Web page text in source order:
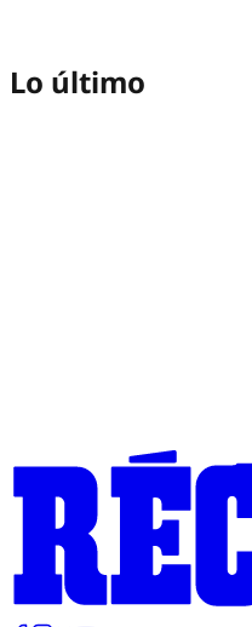
Lo último